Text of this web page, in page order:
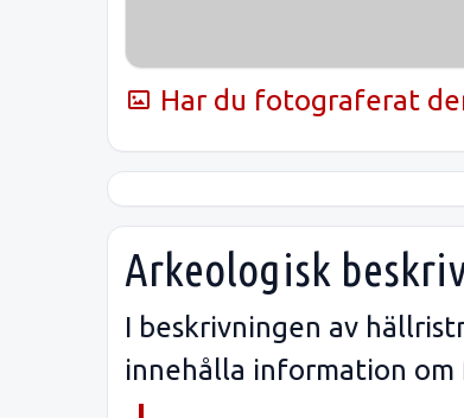
Har du fotograferat
Arkeologisk
I beskrivningen av
innehålla information om